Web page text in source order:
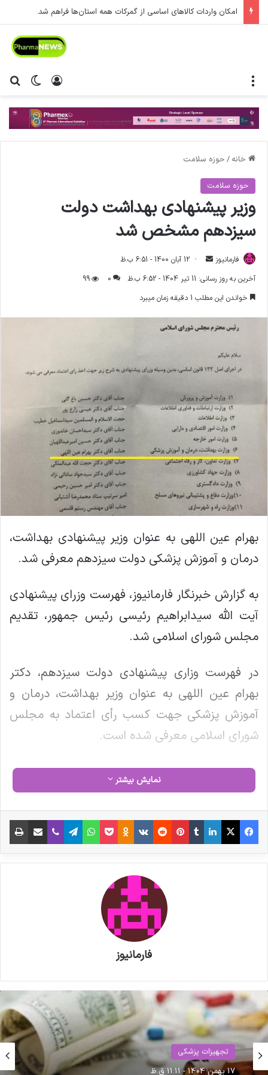
امکان واردات کالاهای اساسی از گمرکات همه استان‌ها فراهم شد.
تغییر ورود
خانه / حوزه سلامت
حوزه سلامت
وزیر پیشنهادی بهداشت دولت
سیزدهم مشخص شد
فارمانیوز
ا
ل
ا
12 آبان 1400 - 6:51 ب.ظ
آخرین به روز رسانی: 11 تیر 1404 - 6:52 ب.ظ
0
99
خواندن این مطلب 1 دقیقه زمان میبرد
بهرام عین اللهی به عنوان وزیر پیشنهادی بهداشت،
درمان و آموزش پزشکی دولت سیزدهم معرفی شد.
به گزارش خبرنگار فارمانیوز، فهرست وزرای پیشنهادی
آیت الله سیدابراهیم رئیسی رئیس جمهور، تقدیم
مجلس شورای اسلامی شد.
در فهرست وزاری پیشنهادی دولت سیزدهم، دکتر
بهرام عین اللهی به عنوان وزیر بهداشت، درمان و
آموزش پزشکی جهت کسب رأی اعتماد به مجلس
شورای اسلامی معرفی شده است.
آشنایی با سوابق وزیر پیشنهادی بهداشت، درمان و
آموزش دولت سیزدهم:
نوشته های مشابه
پزشکیان به نمایشگاه «ایران هلث»
رفت
مصاحبه مشاور سندیکای تولید
کنندگان مواد دارویی، شیمیایی و
بسته بندی دارویی از روند تولید و
اقدامات دبیرخانه سندیکا در راستای
خدمت رسانی به تولید کنندگان مواد
دارویی و ملزومات بسته بندی دارویی
نمایش بیشتر
فیس بوک X لینکدین ‫تامبلر ‫پین‌ترست ‫رددیت ‫VKontakte
‫Odnoklassniki پاکت واتس آپ تلگرام وایبر اشتراک گذاری از طریق ایمیل
فارمانیوز
تجهیزات پزشکی
حوزه سلامت
11 اسفند 1404 - 3:49 ب.ظ